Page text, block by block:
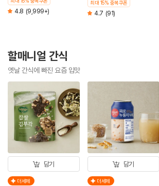
4.8 (9,999+)
최대 15% 중복쿠폰
4.7 (91)
할매니얼 간식
옛날 간식에 빠진 요즘 입맛
담기
더세페
담기
더세페